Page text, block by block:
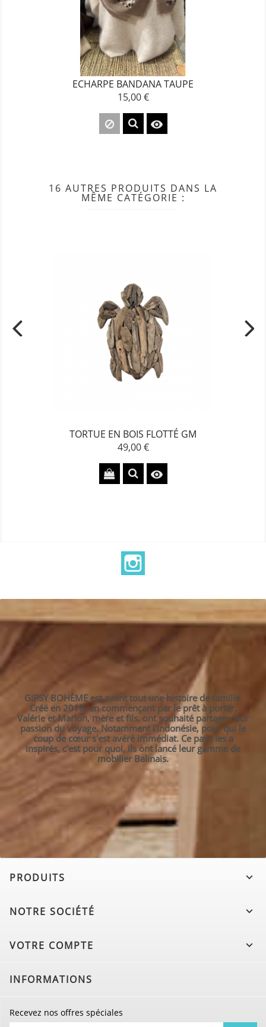
ECHARPE BANDANA TAUPE
Prix
15,00 €

16 AUTRES PRODUITS DANS LA
MÊME CATÉGORIE :
TORTUE EN BOIS FLOTTÉ GM
Prix
49,00 €

GIPSY BOHÈME est avant tout une histoire de famille.
Créé en 2018, en commençant par le prêt à porter,
Valérie et Marlon, mère et fils, ont souhaité partager leur
passion du voyage. Notamment l'Indonésie, pour qui le
coup de cœur s'est avéré immédiat. Ce pays les a
inspirés, c'est pour quoi, ils ont lancé leur gamme de
mobilier Balinais.
PRODUITS 
NOTRE SOCIÉTÉ 
VOTRE COMPTE 
INFORMATIONS
Recevez nos offres spéciales